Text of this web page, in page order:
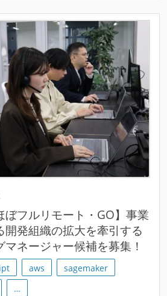
ぼフルリモート・GO】事業
開発組織の拡大を牽引する
ネージャー候補を募集！
aws
sagemaker
…